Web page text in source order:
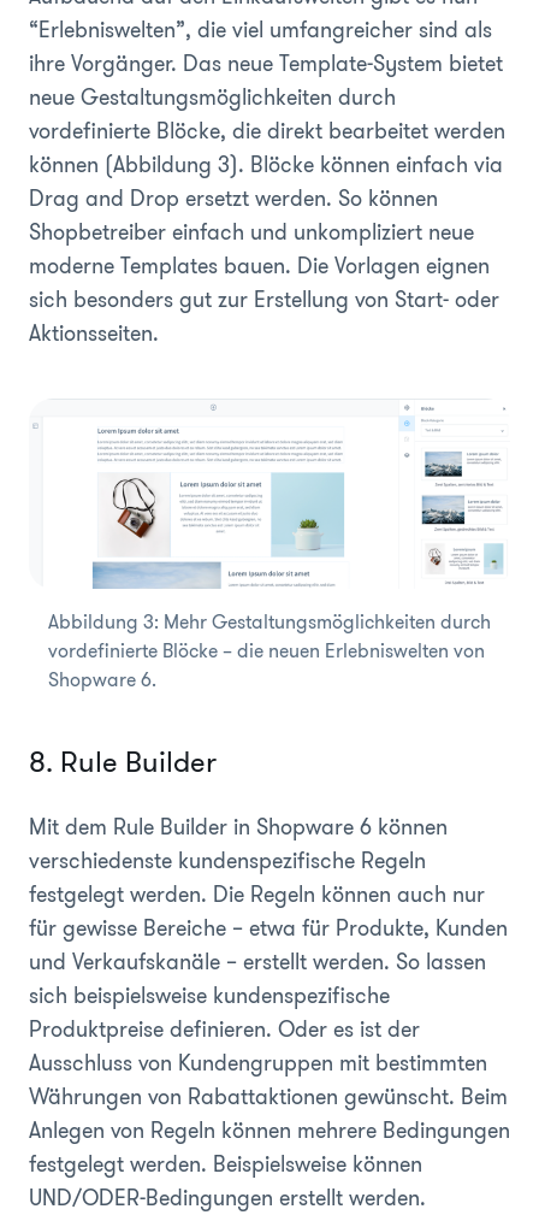
“Erlebniswelten”, die viel umfangreicher sind als
ihre Vorgänger. Das neue Template-System bietet
neue Gestaltungsmöglichkeiten durch
vordefinierte Blöcke, die direkt bearbeitet werden
können (Abbildung 3). Blöcke können einfach via
Drag and Drop ersetzt werden. So können
Shopbetreiber einfach und unkompliziert neue
moderne Templates bauen. Die Vorlagen eignen
sich besonders gut zur Erstellung von Start- oder
Aktionsseiten.
Abbildung 3: Mehr Gestaltungsmöglichkeiten durch
vordefinierte Blöcke – die neuen Erlebniswelten von
Shopware 6.
8. Rule Builder
Mit dem Rule Builder in Shopware 6 können
verschiedenste kundenspezifische Regeln
festgelegt werden. Die Regeln können auch nur
für gewisse Bereiche – etwa für Produkte, Kunden
und Verkaufskanäle – erstellt werden. So lassen
sich beispielsweise kundenspezifische
Produktpreise definieren. Oder es ist der
Ausschluss von Kundengruppen mit bestimmten
Währungen von Rabattaktionen gewünscht. Beim
Anlegen von Regeln können mehrere Bedingungen
festgelegt werden. Beispielsweise können
UND/ODER-Bedingungen erstellt werden.